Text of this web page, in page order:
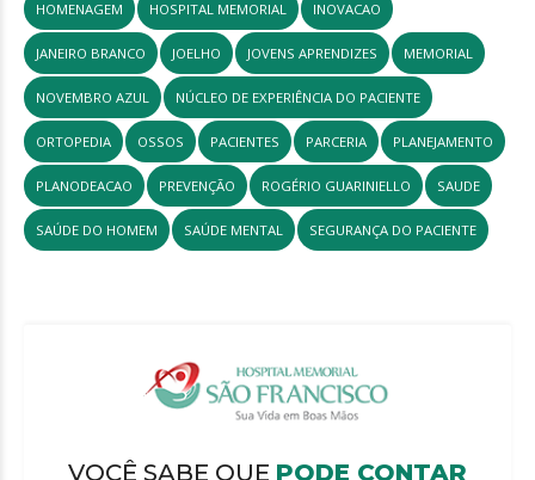
HOMENAGEM HOSPITAL MEMORIAL INOVACAO
JANEIRO BRANCO JOELHO JOVENS APRENDIZES MEMORIAL
NOVEMBRO AZUL NÚCLEO DE EXPERIÊNCIA DO PACIENTE
ORTOPEDIA OSSOS PACIENTES PARCERIA PLANEJAMENTO
PLANODEACAO PREVENÇÃO ROGÉRIO GUARINIELLO SAUDE
SAÚDE DO HOMEM SAÚDE MENTAL SEGURANÇA DO PACIENTE
VOCÊ SABE QUE PODE CONTAR